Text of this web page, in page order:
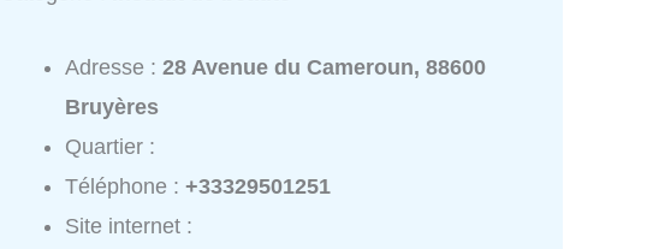
Adresse :28 Avenue du Cameroun, 88600
Bruyères
Quartier :
Téléphone :+33329501251
Site internet :